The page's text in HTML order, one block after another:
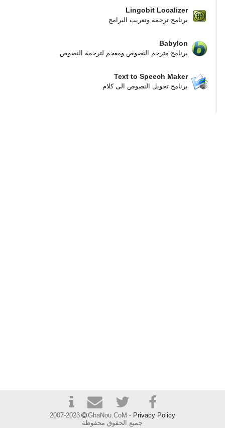
Lingobit Localizer
برنامج ترجمة وتعريب البرامج
Babylon
برنامج مترجم النصوص ومعجم لترجمة النصوص
Text to Speech Maker
برنامج تحويل النصوص الى كلام
2007-2023 GhaNou.CoM - Privacy Policy
جميع الحقوق محفوظة